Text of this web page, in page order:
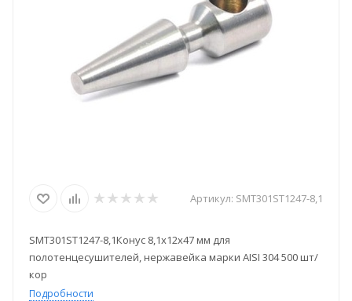
Артикул: SMT301ST1247-8,1
SMT301ST1247-8,1Конус 8,1х12х47 мм для
полотенцесушителей, нержавейка марки AISI 304 500 шт/
кор
Подробности